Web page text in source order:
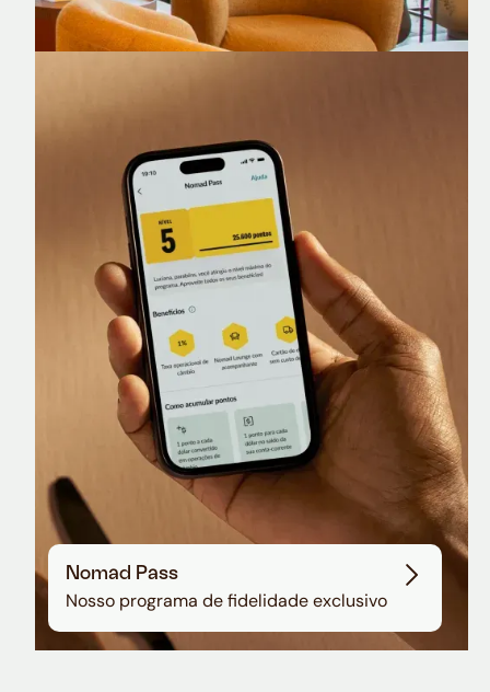
Nomad Lounge
Sala VIP no Aeroporto de Guarulhos
Nomad Pass
Nosso programa de fidelidade exclusivo